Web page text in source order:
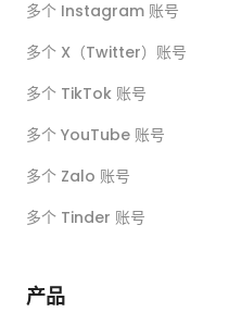
多个 Instagram 账号
多个 X（Twitter）账号
多个 TikTok 账号
多个 YouTube 账号
多个 Zalo 账号
多个 Tinder 账号
产品